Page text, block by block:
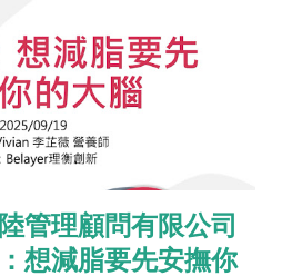
管理顧問有限公司
想減脂要先安撫你